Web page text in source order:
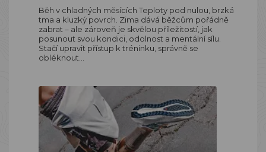
Běh v chladných měsících Teploty pod nulou, brzká
tma a kluzký povrch. Zima dává běžcům pořádně
zabrat – ale zároveň je skvělou příležitostí, jak
posunout svou kondici, odolnost a mentální sílu.
Stačí upravit přístup k tréninku, správně se
obléknout…